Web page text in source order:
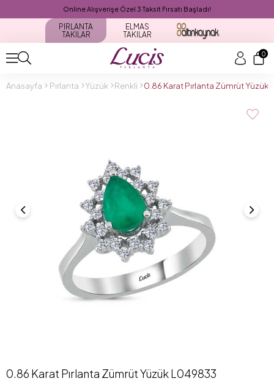
Online Alışverişe Özel 3 Taksit Fırsatı Başladı!
PIRLANTA
TAKILAR
ELMAS
TAKILAR
0
Anasayfa Pırlanta Yüzük Renkli 0.86 Karat Pırlanta Zümrüt Yüzük
0.86 Karat Pırlanta Zümrüt Yüzük L049833